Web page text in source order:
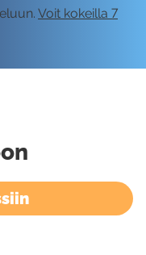
Voit kokeilla 7